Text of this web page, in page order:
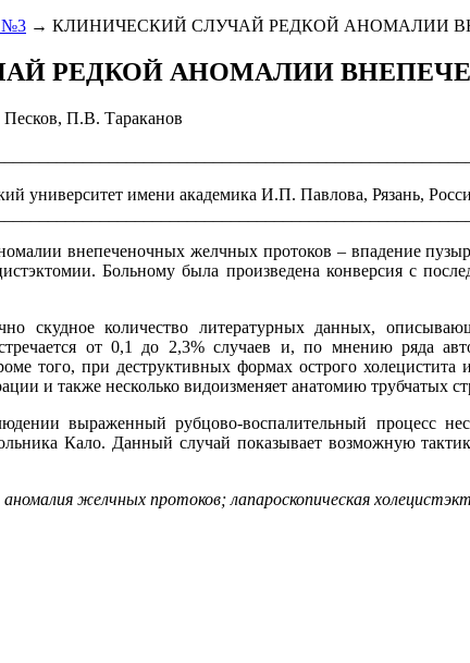
№3 → КЛИНИЧЕСКИЙ СЛУЧАЙ РЕДКОЙ АНОМАЛИИ
РЕДКОЙ АНОМАЛИИ
П.В. Тараканов
университет имени академика И.П. Павлова, Рязань,
внепеченочных желчных протоков – впадение
Больному была произведена конверсия с
скудное количество литературных данных,
от 0,1 до 2,3% случаев и, по мнению ряда
того, при деструктивных формах острого холецистита
и также несколько видоизменяет анатомию трубчатых
выраженный рубцово-воспалительный процесс
Кало. Данный случай показывает возможную
аномалия желчных протоков; лапароскопическая